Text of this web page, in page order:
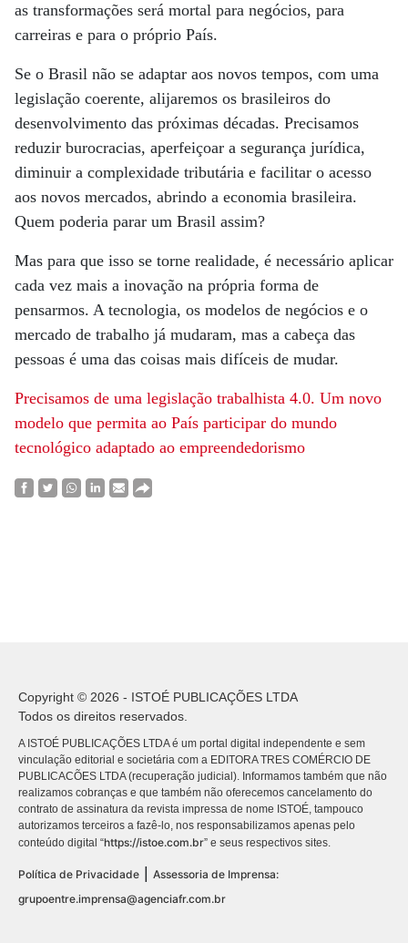
as transformações será mortal para negócios, para
carreiras e para o próprio País.
Se o Brasil não se adaptar aos novos tempos, com uma
legislação coerente, alijaremos os brasileiros do
desenvolvimento das próximas décadas. Precisamos
reduzir burocracias, aperfeiçoar a segurança jurídica,
diminuir a complexidade tributária e facilitar o acesso
aos novos mercados, abrindo a economia brasileira.
Quem poderia parar um Brasil assim?
Mas para que isso se torne realidade, é necessário aplicar
cada vez mais a inovação na própria forma de
pensarmos. A tecnologia, os modelos de negócios e o
mercado de trabalho já mudaram, mas a cabeça das
pessoas é uma das coisas mais difíceis de mudar.
Precisamos de uma legislação trabalhista 4.0. Um novo
modelo que permita ao País participar do mundo
tecnológico adaptado ao empreendedorismo
Copyright © 2026 - ISTOÉ PUBLICAÇÕES LTDA
Todos os direitos reservados.
A ISTOÉ PUBLICAÇÕES LTDA é um portal digital independente e sem
vinculação editorial e societária com a EDITORA TRES COMÉRCIO DE
PUBLICACÕES LTDA (recuperação judicial). Informamos também que não
realizamos cobranças e que também não oferecemos cancelamento do
contrato de assinatura da revista impressa de nome ISTOÉ, tampouco
autorizamos terceiros a fazê-lo, nos responsabilizamos apenas pelo
conteúdo digital “https://istoe.com.br” e seus respectivos sites.
Política de Privacidade
Assessoria de Imprensa:
grupoentre.imprensa@agenciafr.com.br